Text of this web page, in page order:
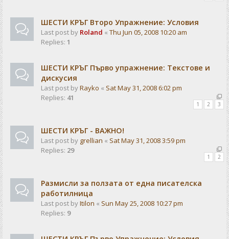
ШЕСТИ КРЪГ Второ Упражнение: Условия
Last post by Roland « Thu Jun 05, 2008 10:20 am
Replies: 1
ШЕСТИ КРЪГ Първо упражнение: Текстове и
дискусия
Last post byRayko « Sat May 31, 2008 6:02 pm
Replies: 41
1 2 3
ШЕСТИ КРЪГ - ВАЖНО!
Last post by grellian « Sat May 31, 2008 3:59 pm
Replies: 29
1 2
Размисли за ползата от една писателска
работилница
Last post byItilon « Sun May 25, 2008 10:27 pm
Replies: 9